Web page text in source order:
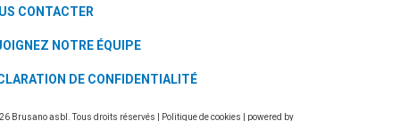
CONTACTER
NOTRE ÉQUIPE
DE CONFIDENTIALITÉ
Brusano asbl. Tous droits réservés | Politique de cookies
| powered by